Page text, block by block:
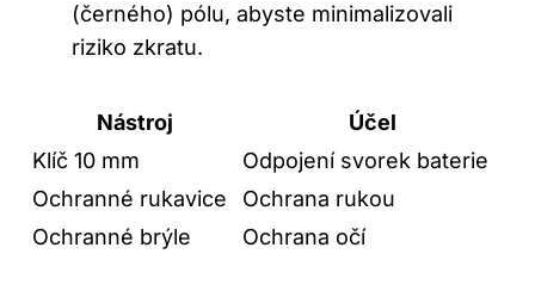
(černého) pólu, abyste minimalizovali
riziko zkratu.
Nástroj
Účel
Klíč 10 mm
Odpojení svorek baterie
Ochranné rukavice
Ochrana rukou
Ochranné brýle
Ochrana očí